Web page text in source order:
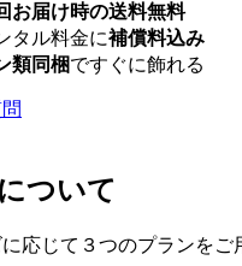
お届け時の送料無料
タル料金に補償料込み
類同梱ですぐに飾れる
ついて
応じて３つのプランをご